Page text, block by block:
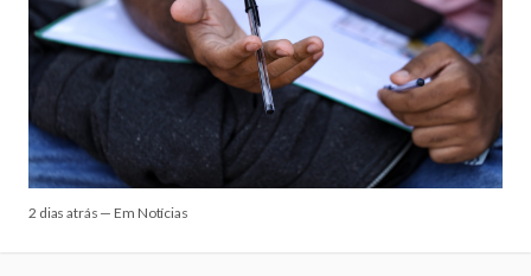
2 dias atrás — Em Notícias